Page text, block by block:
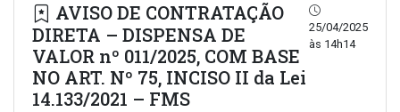
AVISO DE CONTRATAÇÃO
DIRETA – DISPENSA DE
VALOR nº 011/2025, COM BASE
NO ART. Nº 75, INCISO II da Lei
14.133/2021 – FMS
25/04/2025
às 14h14